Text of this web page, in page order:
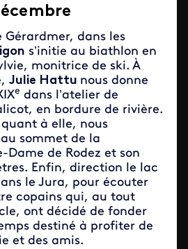
Gérardmer, dans les
s’initie au biathlon en
monitrice de ski. À
Julie Hattu nous donne
e dans l’atelier de
en bordure de rivière.
à elle, nous
sommet de la
de Rodez et son
Enfin, direction le lac
le Jura, pour écouter
copains qui, au tout
ont décidé de fonder
destiné à profiter de
et des amis.